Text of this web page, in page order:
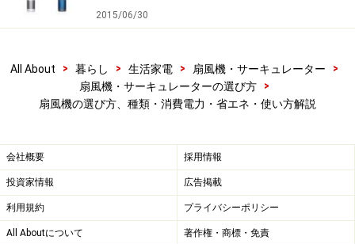
す。就寝時に利用するなら、エアコンが切れる頃に扇風
できるタイプも増えてきました。ご自身の使い方をシミ
ュレーションして、必要な機能を選択しましょう。
■リモコン
リモコンがあると意外と便利です。本体の操作スイッチ
は台座部分にあることが多いのですが、リモコンがあれ
ば、遠くからの操作だけでなく、いちいち屈まずに操作
ができるのもメリットのひとつです。一度手にとって操
2015/06/30
All About > 暮らし > 生活家電 > 扇風機・サーキュレーター
>
扇風機・サーキュレーターの選び方
>
扇風機の選び方、種類・消費電力・省エネ・使い方解説
会社概要 採用情報
投資家情報 広告掲載
利用規約 プライバシーポリシー
All Aboutについて 著作権・商標・免責